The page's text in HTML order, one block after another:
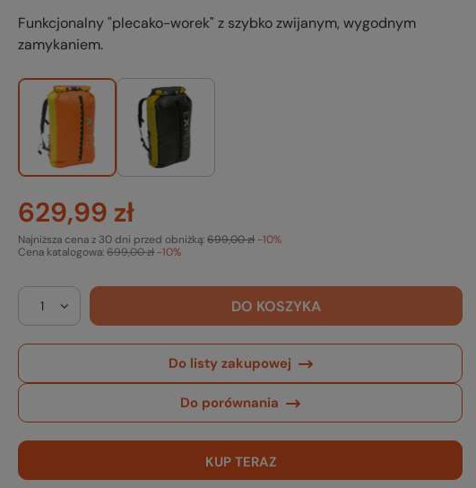
Funkcjonalny "plecako-worek" z szybko zwijanym, wygodnym
zamykaniem.
629,99 zł
Cena katalogowa:699,00 zł -10%
Najniższa cena z 30 dni przed obniżką:699,00 zł -10%
DO KOSZYKA
Do listy zakupowej
Do porównania
KUP TERAZ